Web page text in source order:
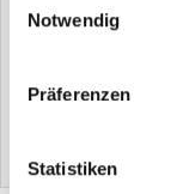
Notwendig
Präferenzen
Statistiken